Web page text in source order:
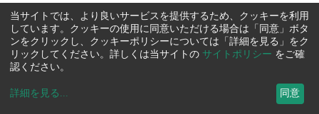
当サイトでは、より良いサービスを提供するため、クッキーを利用
しています。クッキーの使用に同意いただける場合は「同意」ボタ
ンをクリックし、クッキーポリシーについては「詳細を見る」をク
リックしてください。詳しくは当サイトの サイトポリシー をご確
認ください。
詳細を見る ... 同意